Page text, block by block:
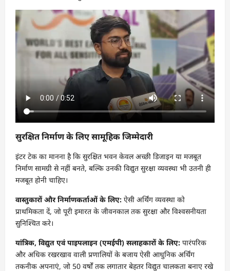
सुरक्षित निर्माण के लिए सामूहिक जिम्मेदारी
इंटर टेक का मानना है कि सुरक्षित भवन केवल अच्छी डिजाइन या मजबूत
निर्माण सामग्री से नहीं बनते, बल्कि उनकी विद्युत सुरक्षा व्यवस्था भी उतनी ही
मजबूत होनी चाहिए।
वास्तुकारों और निर्माणकर्ताओं के लिए: ऐसी अर्थिंग व्यवस्था को
प्राथमिकता दें, जो पूरी इमारत के जीवनकाल तक सुरक्षा और विश्वसनीयता
सुनिश्चित करे।
यांत्रिक, विद्युत एवं पाइपलाइन (एमईपी) सलाहकारों के लिए: पारंपरिक
और अधिक रखरखाव वाली प्रणालियों के बजाय ऐसी आधुनिक अर्थिंग
तकनीक अपनाएं, जो 50 वर्षों तक लगातार बेहतर विद्युत चालकता बनाए रखे